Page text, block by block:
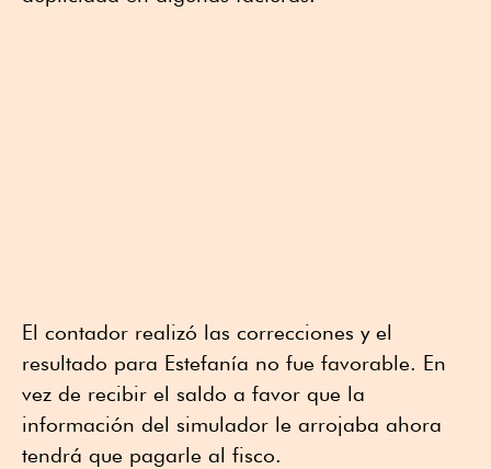
El contador realizó las correcciones y el
resultado para Estefanía no fue favorable. En
vez de recibir el saldo a favor que la
información del simulador le arrojaba ahora
tendrá que pagarle al fisco.